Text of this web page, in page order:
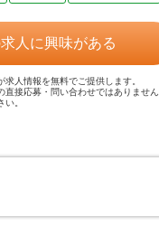
人に興味がある
求人情報を無料でご提供します。
直接応募・問い合わせではありません
い。